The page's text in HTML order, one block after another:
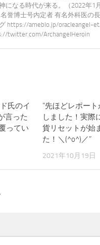
になる時代が来る。（2022年1
名誉博士号内定者 有名外科医の
https://ameblo.jp/oracleangel-
twitter.com/ArchangelHeroin
氏のイ
言った
ってい
”先ほどレポー
しました！実際
貨リセットが始
た！＼(^o^)／”
2021年10月19日